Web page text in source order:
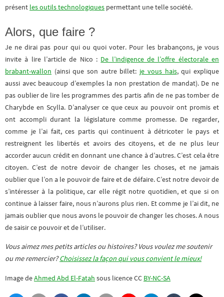
présent les outils technologiques permettant une telle société.
Alors, que faire ?
Je ne dirai pas pour qui ou quoi voter. Pour les brabançons, je vous
invite à lire l’article de Nico : De l’indigence de l’offre électorale en
brabant-wallon (ainsi que son autre billet: je vous hais, qui explique
aussi avec beaucoup d’exemples la non prestation de mandat). De ne
pas oublier de lire les programmes des partis afin de ne pas tomber de
Charybde en Scylla. D’analyser ce que ceux au pouvoir ont promis et
ont accompli durant la législature comme promesse. De regarder,
comme je l’ai fait, ces partis qui continuent à détricoter le pays et
restreignent les libertés et avoirs des citoyens, et de ne plus leur
accorder aucun crédit en donnant une chance à d’autres. C’est cela être
citoyen. C’est de notre devoir de changer les choses, et ne jamais
oublier que l’on a le pouvoir de faire et de défaire. C’est notre devoir de
s’intéresser à la politique, car elle régit notre quotidien, et que si on
continue à laisser faire, nous n’aurons plus rien. Et comme je l’ai dit, ne
jamais oublier que nous avons le pouvoir de changer les choses. A nous
de saisir ce pouvoir et de l’utiliser.
Vous aimez mes petits articles ou histoires? Vous voulez me soutenir
ou me remercier?Choisissez la façon qui vous convient le mieux!
Image deAhmed Abd El-Fatah sous licence CC BY-NC-SA